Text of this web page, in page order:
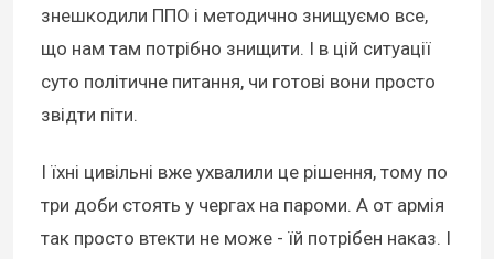
знешкодили ППО і методично знищуємо все,
що нам там потрібно знищити. І в цій ситуації
суто політичне питання, чи готові вони просто
звідти піти.
І їхні цивільні вже ухвалили це рішення, тому по
три доби стоять у чергах на пароми. А от армія
так просто втекти не може - їй потрібен наказ. І